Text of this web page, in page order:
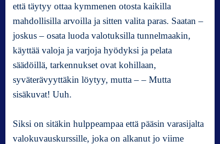
että täytyy ottaa kymmenen otosta kaikilla
mahdollisilla arvoilla ja sitten valita paras. Saatan –
joskus – osata luoda valotuksilla tunnelmaakin,
käyttää valoja ja varjoja hyödyksi ja pelata
säädöillä, tarkennukset ovat kohillaan,
syväterävyyttäkin löytyy, mutta – – Mutta
sisäkuvat! Uuh.
Siksi on sitäkin hulppeampaa että pääsin varasijalta
valokuvauskurssille, joka on alkanut jo viime